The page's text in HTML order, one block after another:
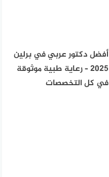
أفضل دكتور عربي في برلين
2025 – رعاية طبية موثوقة
في كل التخصصات